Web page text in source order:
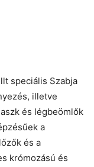
speciális Szabja
illetve
és légbeömlők
a
és a
krómozású és